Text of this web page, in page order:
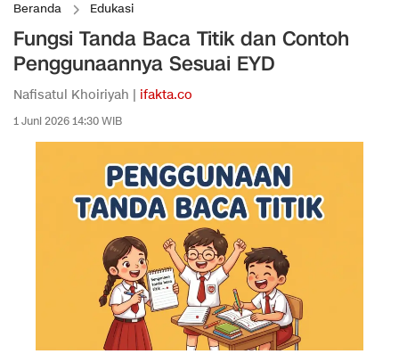
Beranda Edukasi
Fungsi Tanda Baca Titik dan Contoh
Penggunaannya Sesuai EYD
Nafisatul Khoiriyah | ifakta.co
1 Juni 2026 14:30 WIB